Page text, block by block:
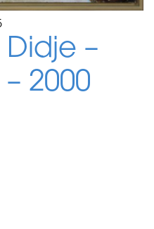
–
2000